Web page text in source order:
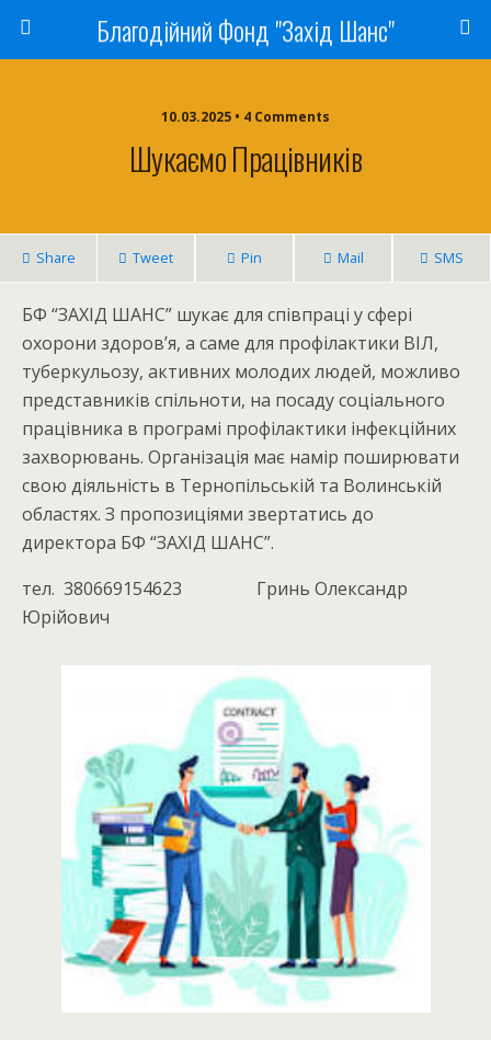
Благодійний Фонд "Захід Шанс"
10.03.2025 • 4 Comments
Шукаємо Працівників
Share Tweet Pin Mail SMS
БФ “ЗАХІД ШАНС” шукає для співпраці у сфері
охорони здоров’я, а саме для профілактики ВІЛ,
туберкульозу, активних молодих людей, можливо
представників спільноти, на посаду соціального
працівника в програмі профілактики інфекційних
захворювань. Організація має намір поширювати
свою діяльність в Тернопільській та Волинській
областях. З пропозиціями звертатись до
директора БФ “ЗАХІД ШАНС”.
тел. 380669154623 Гринь Олександр
Юрійович